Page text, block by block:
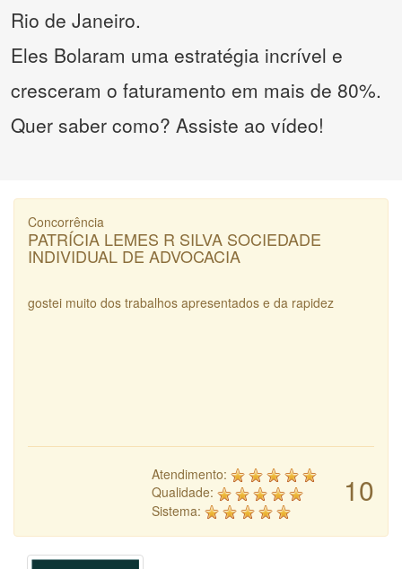
Rio de Janeiro.
Eles Bolaram uma estratégia incrível e
cresceram o faturamento em mais de 80%.
Quer saber como? Assiste ao vídeo!
Concorrência
PATRÍCIA LEMES R SILVA SOCIEDADE
INDIVIDUAL DE ADVOCACIA
gostei muito dos trabalhos apresentados e da rapidez
10
Atendimento:
Qualidade:
Sistema: